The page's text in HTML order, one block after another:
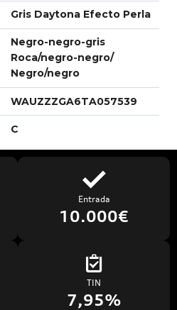
Gris Daytona Efecto Perla
Negro-negro-gris
Roca/negro-negro/
Negro/negro
WAUZZZGA6TA057539
C
Entrada
10.000€
TIN
7,95%